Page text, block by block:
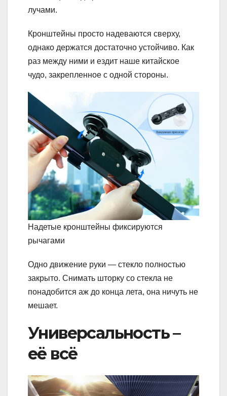
лучами.
Кронштейны просто надеваются сверху,
однако держатся достаточно устойчиво. Как
раз между ними и ездит наше китайское
чудо, закрепленное с одной стороны.
Надетые кронштейны фиксируются
рычагами
Одно движение руки — стекло полностью
закрыто. Снимать шторку со стекла не
понадобится аж до конца лета, она ничуть не
мешает.
Универсальность –
её всё